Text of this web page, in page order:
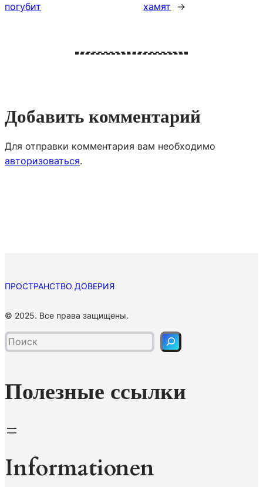
погубит
хамят
→
Добавить комментарий
Для отправки комментария вам необходимо
авторизоваться.
ПРОСТРАНСТВО ДОВЕРИЯ
© 2025. Все права защищены.
о
и
Полезные ссылки
Informationen